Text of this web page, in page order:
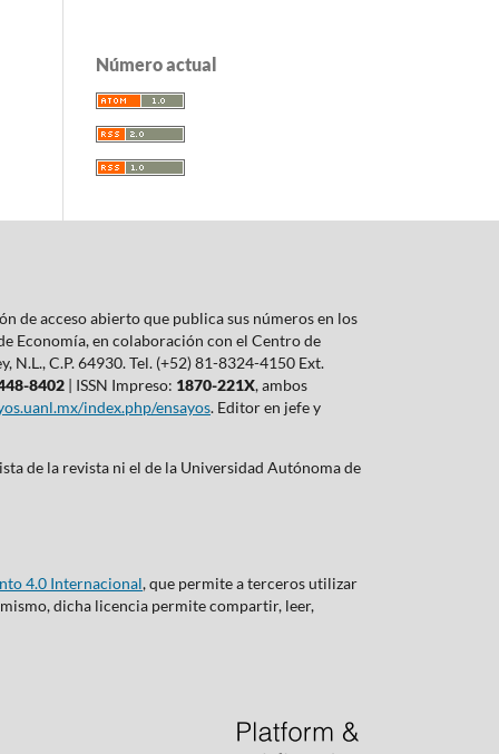
Número actual
de acceso abierto que publica sus números en los
Economía, en colaboración con el Centro de
N.L., C.P. 64930. Tel. (+52) 81-8324-4150 Ext.
8402 | ISSN Impreso: 1870-221X, ambos
index.php/ensayos. Editor en jefe y
de la revista ni el de la Universidad Autónoma de
4.0 Internacional, que permite a terceros utilizar
dicha licencia permite compartir, leer,